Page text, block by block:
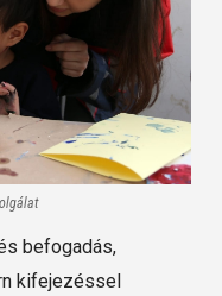
befogadás,
kifejezéssel